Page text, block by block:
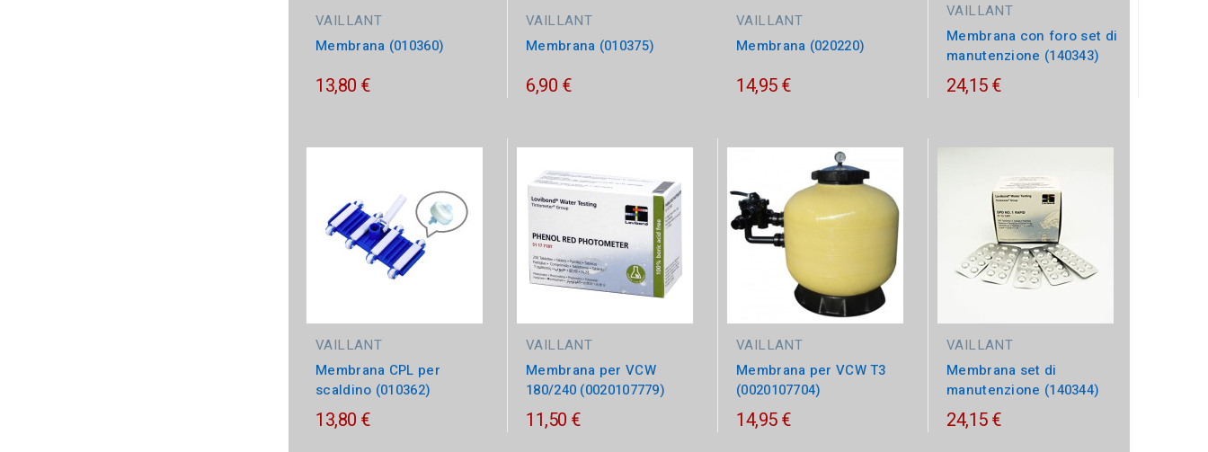
VAILLANT
Membrana (010360)
13,80 €
VAILLANT
Membrana (010375)
6,90 €
VAILLANT
Membrana (020220)
14,95 €
VAILLANT
Membrana con foro set di
manutenzione (140343)
24,15 €
VAILLANT
Membrana CPL per
scaldino (010362)
13,80 €
VAILLANT
Membrana per VCW
180/240 (0020107779)
11,50 €
VAILLANT
Membrana per VCW T3
(0020107704)
14,95 €
VAILLANT
Membrana set di
manutenzione (140344)
24,15 €